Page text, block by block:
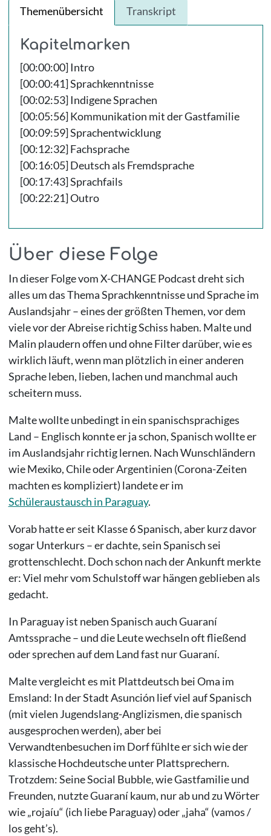
Themenübersicht Transkript
Kapitelmarken
[00:00:00] Intro
[00:00:41] Sprachkenntnisse
[00:02:53] Indigene Sprachen
[00:05:56] Kommunikation mit der Gastfamilie
[00:09:59] Sprachentwicklung
[00:12:32] Fachsprache
[00:16:05] Deutsch als Fremdsprache
[00:17:43] Sprachfails
[00:22:21] Outro
Über diese Folge
In dieser Folge vom X-CHANGE Podcast dreht sich
alles um das Thema Sprachkenntnisse und Sprache im
Auslandsjahr – eines der größten Themen, vor dem
viele vor der Abreise richtig Schiss haben. Malte und
Malin plaudern offen und ohne Filter darüber, wie es
wirklich läuft, wenn man plötzlich in einer anderen
Sprache leben, lieben, lachen und manchmal auch
scheitern muss.
Malte wollte unbedingt in ein spanischsprachiges
Land – Englisch konnte er ja schon, Spanisch wollte er
im Auslandsjahr richtig lernen. Nach Wunschländern
wie Mexiko, Chile oder Argentinien (Corona-Zeiten
machten es kompliziert) landete er im
Schüleraustausch in Paraguay.
Vorab hatte er seit Klasse 6 Spanisch, aber kurz davor
sogar Unterkurs – er dachte, sein Spanisch sei
grottenschlecht. Doch schon nach der Ankunft merkte
er: Viel mehr vom Schulstoff war hängen geblieben als
gedacht.
In Paraguay ist neben Spanisch auch Guaraní
Amtssprache – und die Leute wechseln oft fließend
oder sprechen auf dem Land fast nur Guaraní.
Malte vergleicht es mit Plattdeutsch bei Oma im
Emsland: In der Stadt Asunción lief viel auf Spanisch
(mit vielen Jugendslang-Anglizismen, die spanisch
ausgesprochen werden), aber bei
Verwandtenbesuchen im Dorf fühlte er sich wie der
klassische Hochdeutsche unter Plattsprechern.
Trotzdem: Seine Social Bubble, wie Gastfamilie und
Freunden, nutzte Guaraní kaum, nur ab und zu Wörter
wie „rojaíu“ (ich liebe Paraguay) oder „jaha“ (vamos /
los geht’s).